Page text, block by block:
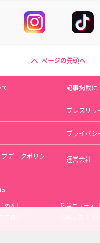
ページの先頭へ
て 記事掲載に
プレスリリ
プライバシ
データポリシ 運営会社
めん］
科学ニュース